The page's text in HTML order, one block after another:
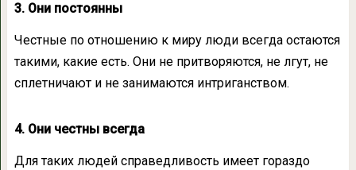
3. Они постоянны
Честные по отношению к миру люди всегда остаются
такими, какие есть. Они не притворяются, не лгут, не
сплетничают и не занимаются интриганством.
4. Они честны всегда
Для таких людей справедливость имеет гораздо